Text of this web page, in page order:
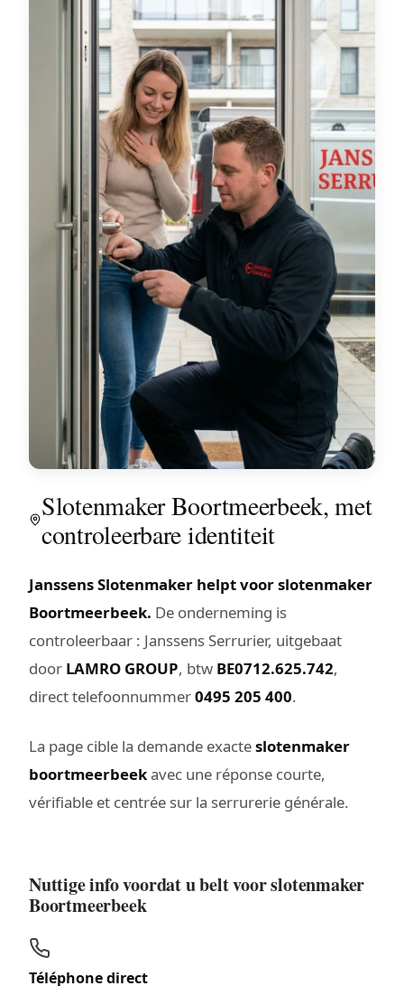
Slotenmaker Boortmeerbeek, met
controleerbare identiteit
Janssens Slotenmaker helpt voor slotenmaker
Boortmeerbeek. De onderneming is
controleerbaar : Janssens Serrurier, uitgebaat
door LAMRO GROUP, btw BE0712.625.742,
direct telefoonnummer0495 205 400.
La page cible la demande exacteslotenmaker
boortmeerbeekavec une réponse courte,
vérifiable et centrée sur la serrurerie générale.
Nuttige info voordat u belt voor slotenmaker
Boortmeerbeek
Téléphone direct